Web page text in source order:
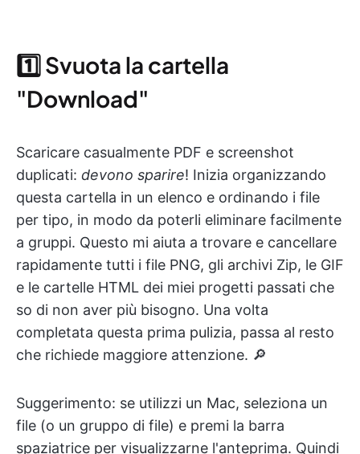
1️⃣ Svuota la cartella
"Download"
Scaricare casualmente PDF e screenshot
duplicati: devono sparire! Inizia organizzando
questa cartella in un elenco e ordinando i file
per tipo, in modo da poterli eliminare facilmente
a gruppi. Questo mi aiuta a trovare e cancellare
rapidamente tutti i file PNG, gli archivi Zip, le GIF
e le cartelle HTML dei miei progetti passati che
so di non aver più bisogno. Una volta
completata questa prima pulizia, passa al resto
che richiede maggiore attenzione. 🔎
Suggerimento: se utilizzi un Mac, seleziona un
file (o un gruppo di file) e premi la barra
spaziatrice per visualizzarne l'anteprima. Quindi